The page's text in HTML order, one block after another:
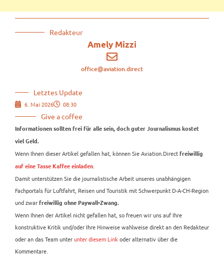
Redakteur
Amely Mizzi
office@aviation.direct
Letztes Update
6. Mai 2026 08:30
Give a coffee
Informationen sollten frei für alle sein, doch guter Journalismus kostet
viel Geld.
Wenn Ihnen dieser Artikel gefallen hat, können Sie Aviation.Direct freiwillig
auf eine Tasse Kaffee einladen.
Damit unterstützen Sie die journalistische Arbeit unseres unabhängigen
Fachportals für Luftfahrt, Reisen und Touristik mit Schwerpunkt D-A-CH-Region
und zwar freiwillig ohne Paywall-Zwang.
Wenn Ihnen der Artikel nicht gefallen hat, so freuen wir uns auf Ihre
konstruktive Kritik und/oder Ihre Hinweise wahlweise direkt an den Redakteur
oder an das Team unterunter diesem Linkoder alternativ über die
Kommentare.